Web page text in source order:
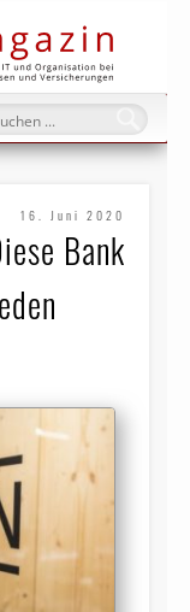
16. Juni 2020
Bank